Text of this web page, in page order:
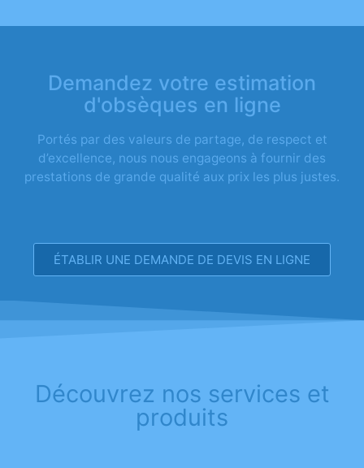
Demandez votre estimation
d'obsèques en ligne
Portés par des valeurs de partage, de respect et
d’excellence, nous nous engageons à fournir des
prestations de grande qualité aux prix les plus justes.
ÉTABLIR UNE DEMANDE DE DEVIS EN LIGNE
Découvrez nos services et
produits